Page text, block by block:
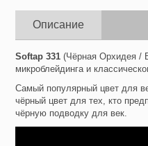
Описание
Softap 331 (Чёрная Орхидея /
микроблейдинга и
Самый популярный цвет для
чёрный цвет для тех, кто
чёрную подводку для век.